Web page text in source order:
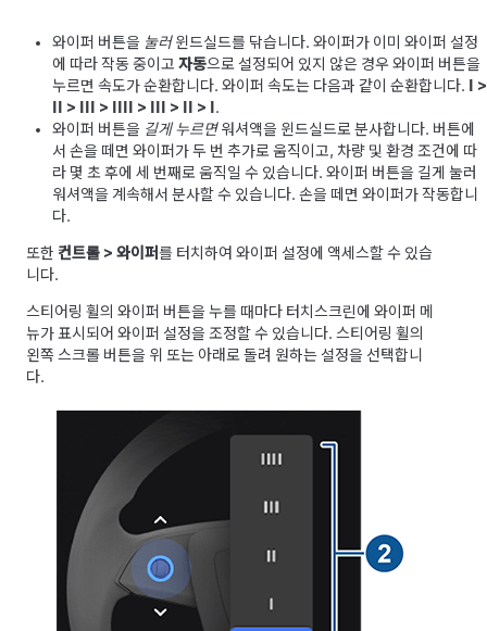
와이퍼 버튼을 눌러윈드실드를 닦습니다. 와이퍼가 이미 와이퍼 설정
에 따라 작동 중이고 자동으로 설정되어 있지 않은 경우 와이퍼 버튼을
누르면 속도가 순환합니다. 와이퍼 속도는 다음과 같이 순환합니다.
>
> > > > >
.
와이퍼 버튼을 길게 누르면워셔액을 윈드실드로 분사합니다. 버튼에
서 손을 떼면 와이퍼가 두 번 추가로 움직이고, 차량 및 환경 조건에 따
라 몇 초 후에 세 번째로 움직일 수 있습니다. 와이퍼 버튼을 길게 눌러
워셔액을 계속해서 분사할 수 있습니다. 손을 떼면 와이퍼가 작동합니
다.
또한 컨트롤 > 와이퍼를 터치하여 와이퍼 설정에 액세스할 수 있습
니다.
스티어링 휠의 와이퍼 버튼을 누를 때마다 터치스크린에 와이퍼 메
뉴가 표시되어 와이퍼 설정을 조정할 수 있습니다. 스티어링 휠의
왼쪽 스크롤 버튼을 위 또는 아래로 돌려 원하는 설정을 선택합니
다.